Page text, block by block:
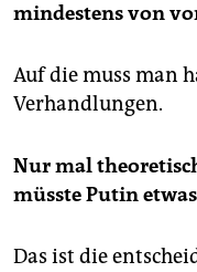
mindestens von
Auf die muss man
Verhandlungen.
Nur mal
müsste Putin
Das ist die